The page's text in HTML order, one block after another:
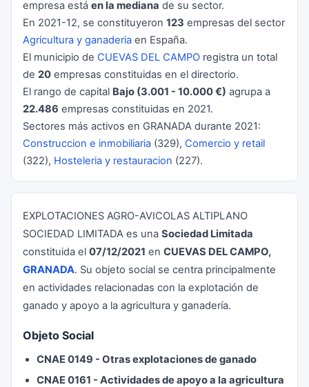
empresa está en la mediana de su sector.
En 2021-12, se constituyeron 123 empresas del sector
Agricultura y ganaderia en España.
El municipio de CUEVAS DEL CAMPO registra un total
de 20 empresas constituidas en el directorio.
El rango de capital Bajo (3.001 - 10.000 €) agrupa a
22.486 empresas constituidas en 2021.
Sectores más activos en GRANADA durante 2021:
Construccion e inmobiliaria (329), Comercio y retail
(322), Hosteleria y restauracion (227).
EXPLOTACIONES AGRO-AVICOLAS ALTIPLANO
SOCIEDAD LIMITADA es una Sociedad Limitada
constituida el 07/12/2021 en CUEVAS DEL CAMPO,
GRANADA. Su objeto social se centra principalmente
en actividades relacionadas con la explotación de
ganado y apoyo a la agricultura y ganadería.
Objeto Social
CNAE 0149 - Otras explotaciones de ganado
CNAE 0161 - Actividades de apoyo a la agricultura